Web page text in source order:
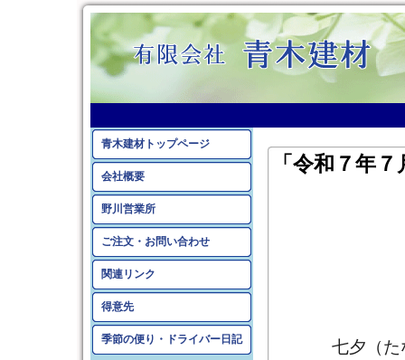
青木建材トップページ
会社概要
野川営業所
ご注文・お問い合わせ
関連リンク
得意先
季節の便り・ドライバー日記
「令和７年
七夕（